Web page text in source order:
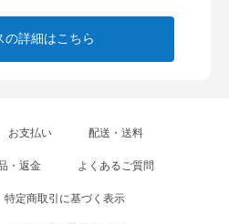
の詳細はこちら
お支払い 配送・送料
・返金 よくあるご質問
特定商取引に基づく表示